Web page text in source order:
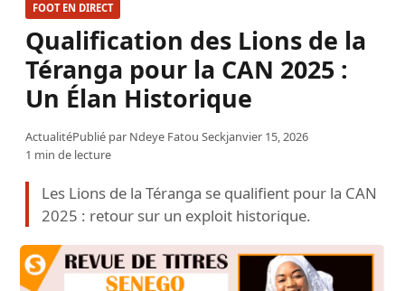
FOOT EN DIRECT
Qualification des Lions de la
Téranga pour la CAN 2025 :
Un Élan Historique
ActualitéPublié par Ndeye Fatou Seckjanvier 15, 2026
1 min de lecture
Les Lions de la Téranga se qualifient pour la CAN
2025 : retour sur un exploit historique.